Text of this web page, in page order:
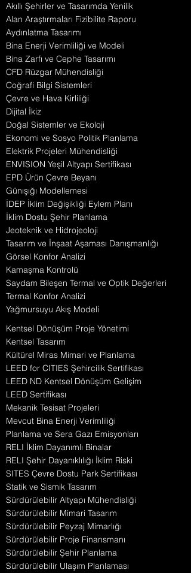
Akıllı Şehirler ve Tasarımda Yenilik
Alan Araştırmaları Fizibilite Raporu
Aydınlatma Tasarımı
Bina Enerji Verimliliği ve Modeli
Bina Zarfı ve Cephe Tasarımı
CFD Rüzgar Mühendisliği
Coğrafi Bilgi Sistemleri
Çevre ve Hava Kirliliği
Dijital İkiz
Doğal Sistemler ve Ekoloji
Ekonomi ve Sosyo Politik Planlama
Elektrik Projeleri Mühendisliği
ENVISION Yeşil Altyapı Sertifikası
EPD Ürün Çevre Beyanı
Günışığı Modellemesi
İDEP İklim Değişikliği Eylem Planı
İklim Dostu Şehir Planlama
Jeoteknik ve Hidrojeoloji
Tasarım ve İnşaat Aşaması Danışmanlığı
Görsel Konfor Analizi
Kamaşma Kontrolü
Saydam Bileşen Termal ve Optik Değerleri
Termal Konfor Analizi
Yağmursuyu Akış Modeli
Kentsel Dönüşüm Proje Yönetimi
Kentsel Tasarım
Kültürel Miras Mimari ve Planlama
LEED for CITIES Şehircilik Sertifikası
LEED ND Kentsel Dönüşüm Gelişim
LEED Sertifikası
Mekanik Tesisat Projeleri
Mevcut Bina Enerji Verimliliği
Planlama ve Sera Gazı Emisyonları
RELI İklim Dayanımlı Binalar
RELI Şehir Dayanıklılığı İklim Riski
SITES Çevre Dostu Park Sertifikası
Statik ve Sismik Tasarım
Sürdürülebilir Altyapı Mühendisliği
Sürdürülebilir Mimari Tasarım
Sürdürülebilir Peyzaj Mimarlığı
Sürdürülebilir Proje Finansmanı
Sürdürülebilir Şehir Planlama
Sürdürülebilir Ulaşım Planlaması